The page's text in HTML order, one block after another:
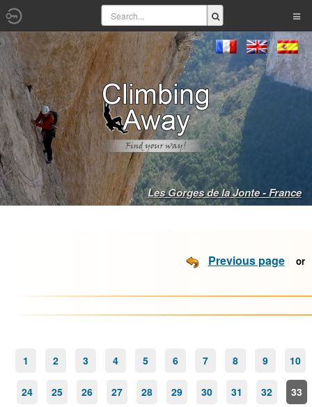
Les Gorges de la Jonte - France
Previous page
1 2 3 4 5 6 7 8 9 10
24 25 26 27 28 29 30 31 32 33